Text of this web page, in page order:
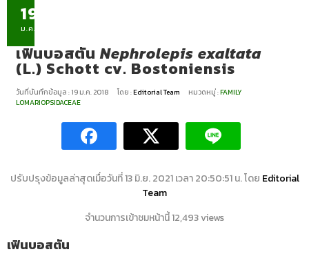
19
ม.ค.
เฟินบอสตันNephrolepis exaltata
(L.) Schott cv. Bostoniensis
วันที่บันทึกข้อมูล : 19 ม.ค. 2018 โดย :Editorial Team หมวดหมู่ :FAMILY
LOMARIOPSIDACEAE
ปรับปรุงข้อมูลล่าสุดเมื่อวันที่ 13 มิ.ย. 2021 เวลา 20:50:51 น. โดย Editorial
Team
จำนวนการเข้าชมหน้านี้ 12,493 views
เฟินบอสตัน